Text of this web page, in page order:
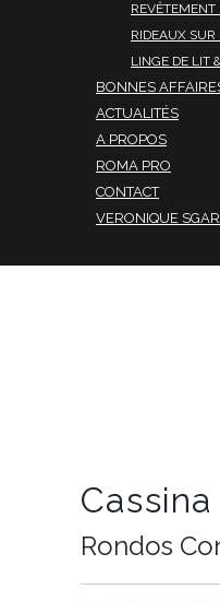
RIDEAUX SUR
LINGE DE LIT
BONNES
ACTUALITÉS
A PROPOS
ROMA PRO
CONTACT
VERONIQUE
Cassina
Rondos